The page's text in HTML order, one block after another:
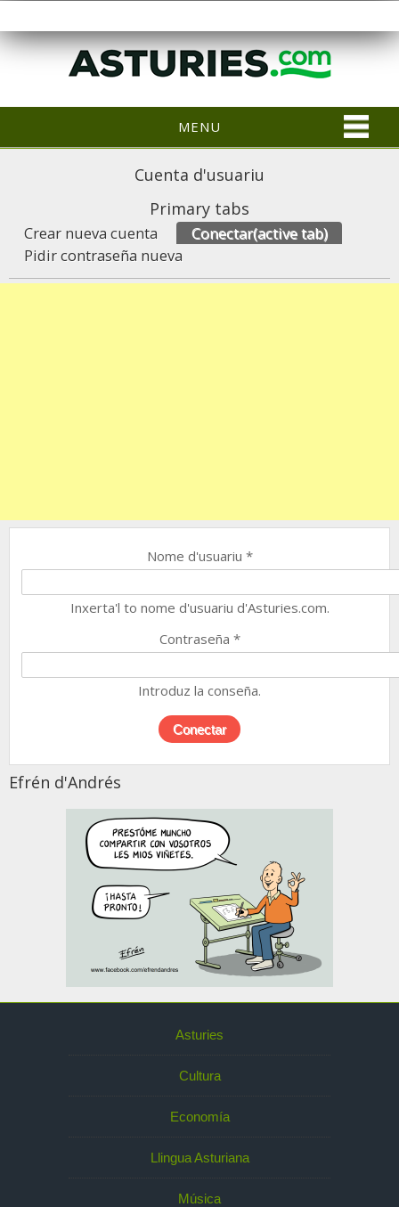
MENU
Cuenta d'usuariu
Primary tabs
Crear nueva cuenta Conectar(active tab)
Pidir contraseña nueva
Nome d'usuariu *
Inxerta'l to nome d'usuariu d'Asturies.com.
Contraseña *
Introduz la conseña.
Efrén d'Andrés
Asturies
Cultura
Economía
Llingua Asturiana
Música